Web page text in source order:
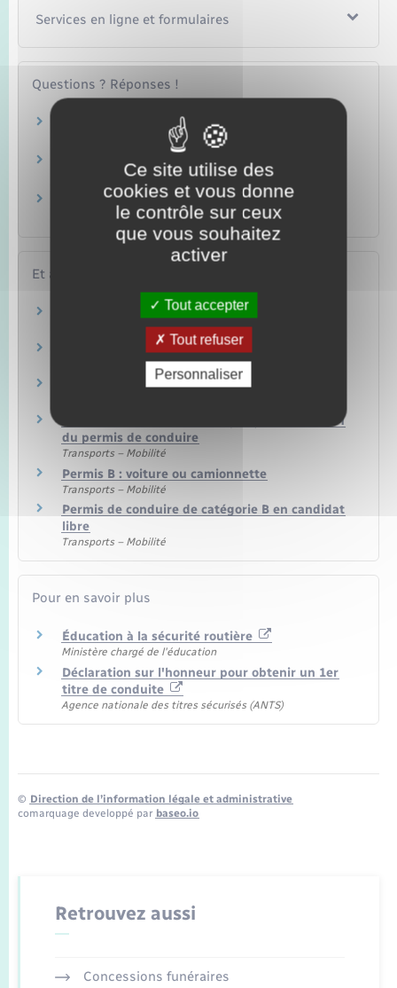
Services en ligne et formulaires
Questions ? Réponses !
Quel permis pour quelle catégorie de véhicules
Quels véhicules peut-on conduire sans
permis de conduire ?
Conduite accompagnée : quelle formule
Et aussi
Collège et lycée
Famille – Scolarité
Scolarité à l'étranger
Famille – Scolarité
Attestation de sécurité routière (ASR)
Brevet de sécurité routière (BSR), catégorie AM
du permis de conduire
Transports – Mobilité
Permis B : voiture ou camionnette
Transports – Mobilité
Permis de conduire de catégorie B en candidat
libre
Transports – Mobilité
Pour en savoir plus
Éducation à la sécurité routière
Ministère chargé de l'éducation
Déclaration sur l'honneur pour obtenir un 1er
titre de conduite
Agence nationale des titres sécurisés (ANTS)
© Direction de l’information légale et administrative
comarquage developpé par baseo.io
Retrouvez aussi
Concessions funéraires
Ce site utilise des
cookies et vous donne
le contrôle sur ceux
que vous souhaitez
activer
Tout accepter
Tout refuser
Personnaliser